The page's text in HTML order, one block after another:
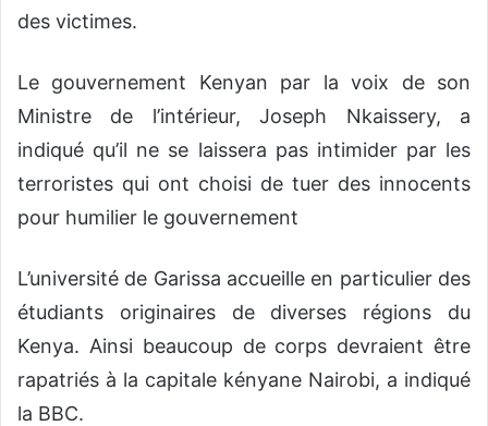
des victimes.
Le gouvernement Kenyan par la voix de son
Ministre de l’intérieur, Joseph Nkaissery, a
indiqué qu’il ne se laissera pas intimider par les
terroristes qui ont choisi de tuer des innocents
pour humilier le gouvernement
L’université de Garissa accueille en particulier des
étudiants originaires de diverses régions du
Kenya. Ainsi beaucoup de corps devraient être
rapatriés à la capitale kényane Nairobi, a indiqué
la BBC.